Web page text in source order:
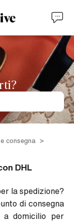
consegna
DHL
la spedizione?
di consegna
a domicilio per